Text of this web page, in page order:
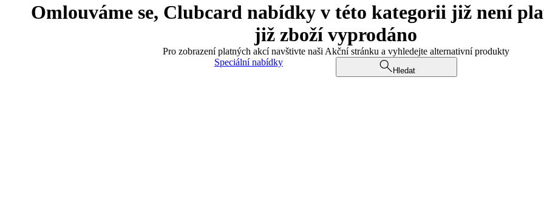
Omlouváme se, Clubcard nabídky v této kategorii již není
již zboží vyprodáno
Pro zobrazení platných akcí navštivte naši Akční stránku a vyhledejte alternativní produkty
Speciální nabídky
Hledat